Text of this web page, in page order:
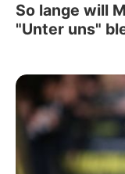
So lange will
"Unter uns"